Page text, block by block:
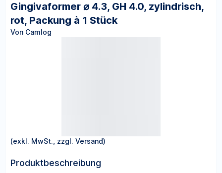
Gingivaformer ⌀ 4.3, GH 4.0, zylindrisch,
rot, Packung à 1 Stück
Von Camlog
(exkl. MwSt., zzgl. Versand)
Produktbeschreibung